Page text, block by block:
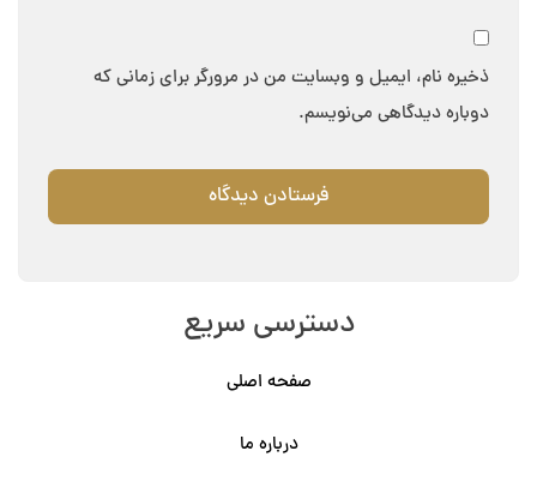
ذخیره نام، ایمیل و وبسایت من در مرورگر برای زمانی که
دوباره دیدگاهی می‌نویسم.
دسترسی سریع
صفحه اصلی
درباره ما